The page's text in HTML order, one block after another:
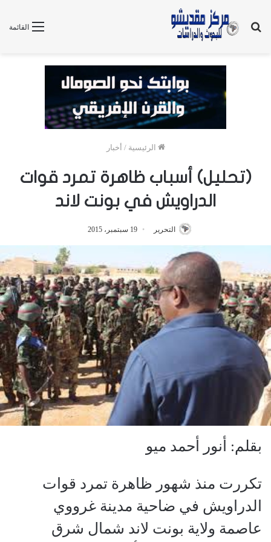
القائمة
بحث
الرئيسية / أخبار
(تحليل) أسباب ظاهرة تمرد قوات
الدراويش في بونت لاند
التحرير 19 سبتمبر، 2015
بقلم: أنور أحمد ميو
تكررت منذ شهور ظاهرة تمرد قوات
الدراويش في ضاحية مدينة غرووي
عاصمة ولاية بونت لاند شمال شرق